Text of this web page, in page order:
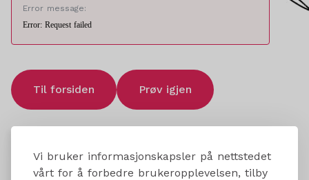
Vi bruker informasjonskapsler på nettstedet
vårt for å forbedre brukeropplevelsen, tilby
Error message:
Error: Request failed
Til forsiden Prøv igjen